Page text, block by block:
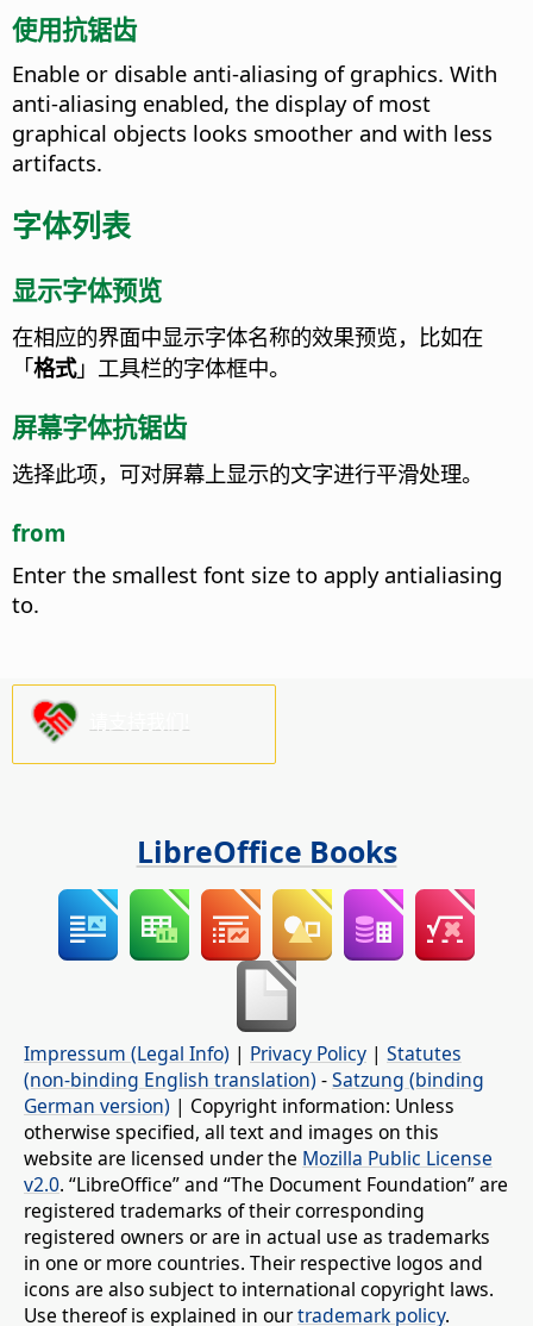
使用抗锯齿
Enable or disable anti-aliasing of graphics. With
anti-aliasing enabled, the display of most
graphical objects looks smoother and with less
artifacts.
字体列表
显示字体预览
在相应的界面中显示字体名称的效果预览，比如在
「格式」工具栏的字体框中。
屏幕字体抗锯齿
选择此项，可对屏幕上显示的文字进行平滑处理。
from
Enter the smallest font size to apply antialiasing
to.
LibreOffice Books
Impressum (Legal Info) | Privacy Policy | Statutes
(non-binding English translation) -Satzung (binding
German version) | Copyright information: Unless
otherwise specified, all text and images on this
website are licensed under the Mozilla Public License
v2.0. “LibreOffice” and “The Document Foundation” are
registered trademarks of their corresponding
registered owners or are in actual use as trademarks
in one or more countries. Their respective logos and
icons are also subject to international copyright laws.
Use thereof is explained in ourtrademark policy.